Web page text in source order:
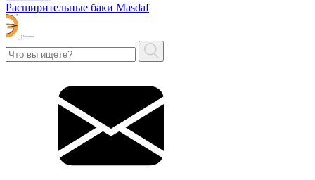
Расширительные баки Masdaf